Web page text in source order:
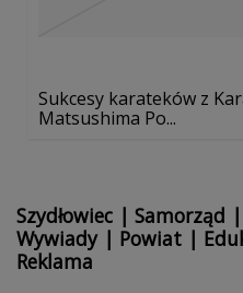
Sukcesy karateków z
Matsushima Po...
Szydłowiec | Samorząd |
Wywiady| Powiat |
Reklama